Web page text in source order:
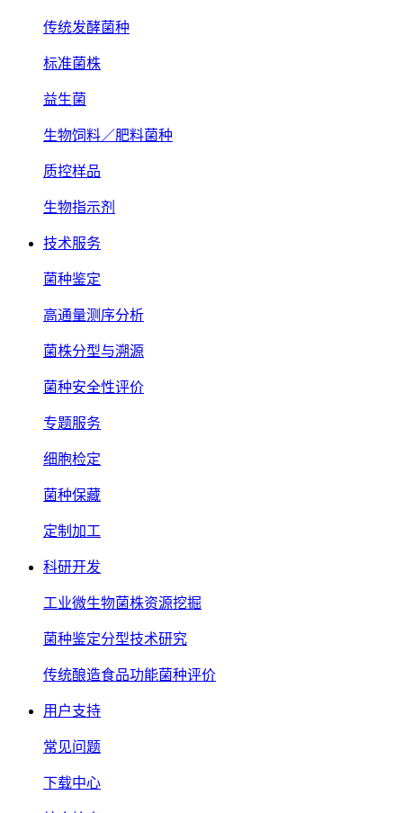
传统发酵菌种
标准菌株
益生菌
生物饲料／肥料菌种
质控样品
生物指示剂
技术服务
菌种鉴定
高通量测序分析
菌株分型与溯源
菌种安全性评价
专题服务
细胞检定
菌种保藏
定制加工
科研开发
工业微生物菌株资源挖掘
菌种鉴定分型技术研究
传统酿造食品功能菌种评价
用户支持
常见问题
下载中心